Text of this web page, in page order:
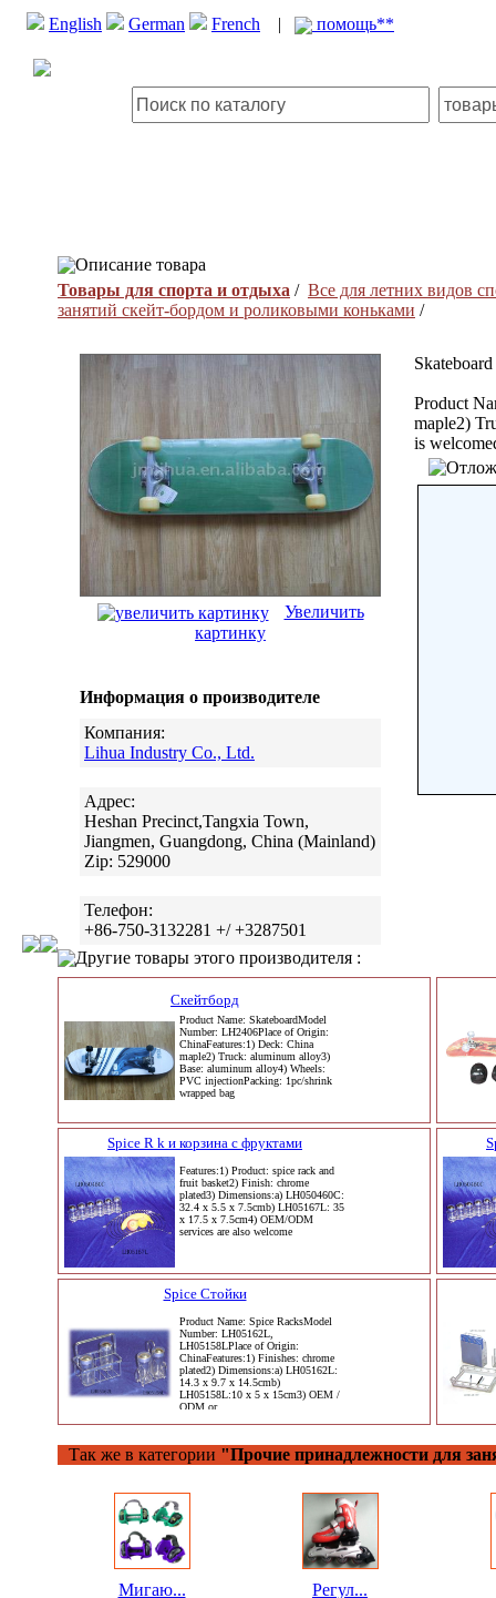
English German French | помощь**
Описание товара
Товары для спорта и отдыха / Все для летних видов
занятий скейт-бордом и роликовыми коньками /
Увеличить
картинку
Информация о производителе
Компания:
Lihua Industry Co., Ltd.
Адрес:
Heshan Precinct,Tangxia Town,
Jiangmen, Guangdong, China (Mainland)
Zip: 529000
Телефон:
+86-750-3132281 +/ +3287501
Skateboard
Product
maple2)
is
Другие товары этого производителя :
Скейтборд
Product Name: SkateboardModel
Number: LH2406Place of Origin:
ChinaFeatures:1) Deck: China
maple2) Truck: aluminum alloy3)
Base: aluminum alloy4) Wheels:
PVC injectionPacking: 1pc/shrink
wrapped bag
Spice R k и корзина с фруктами
Features:1) Product: spice rack and
fruit basket2) Finish: chrome
plated3) Dimensions:a) LH050460C:
32.4 x 5.5 x 7.5cmb) LH05167L: 35
x 17.5 x 7.5cm4) OEM/ODM
services are also welcome
Spice Стойки
Product Name: Spice RacksModel
Number: LH05162L,
LH05158LPlace of Origin:
ChinaFeatures:1) Finishes: chrome
plated2) Dimensions:a) LH05162L:
14.3 x 9.7 x 14.5cmb)
LH05158L:10 x 5 x 15cm3) OEM /
ODM or
Так же в категории "Прочие принадлежности для
Мигаю... Регул...